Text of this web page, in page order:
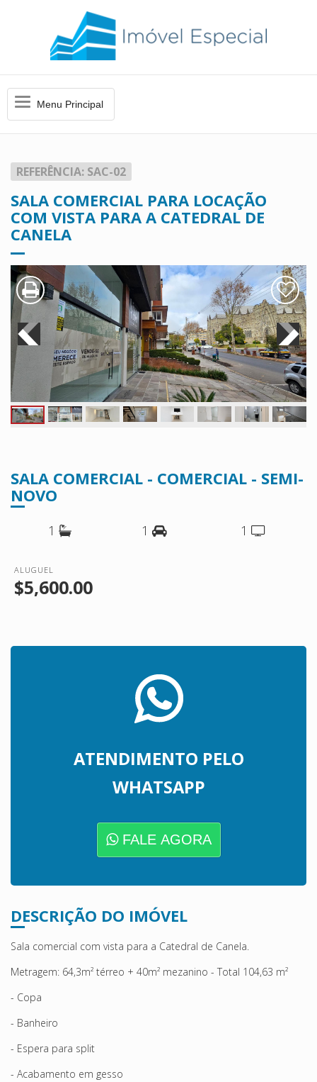
MenuMenu Principal
REFERÊNCIA: SAC-02
SALA COMERCIAL PARA LOCAÇÃO
COM VISTA PARA A CATEDRAL DE
CANELA
SALA COMERCIAL - COMERCIAL - SEMI-
NOVO
1 1 1
ALUGUEL
$5,600.00
ATENDIMENTO PELO
WHATSAPP
FALE AGORA
DESCRIÇÃO DO IMÓVEL
Sala comercial com vista para a Catedral de Canela.
Metragem: 64,3m² térreo + 40m² mezanino - Total 104,63 m²
- Copa
- Banheiro
- Espera para split
- Acabamento em gesso